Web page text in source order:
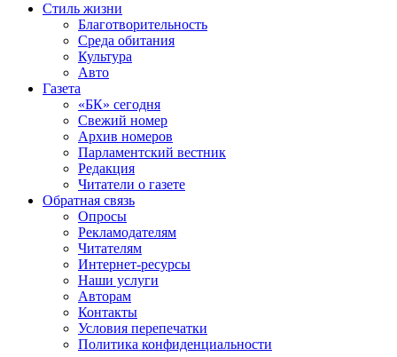
Стиль жизни
Благотворительность
Среда обитания
Культура
Авто
Газета
«БК» сегодня
Свежий номер
Архив номеров
Парламентский вестник
Редакция
Читатели о газете
Обратная связь
Опросы
Рекламодателям
Читателям
Интернет-ресурсы
Наши услуги
Авторам
Контакты
Условия перепечатки
Политика конфиденциальности